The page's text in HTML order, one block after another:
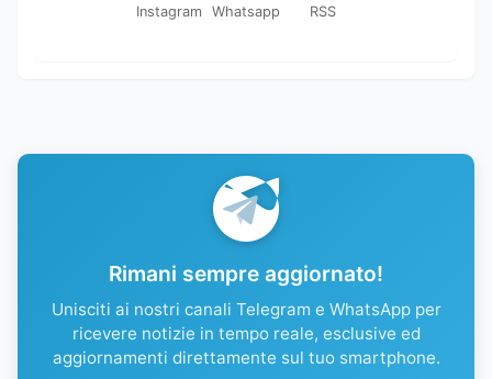
Instagram Whatsapp RSS
Rimani sempre aggiornato!
Unisciti ai nostri canali Telegram e WhatsApp per
ricevere notizie in tempo reale, esclusive ed
aggiornamenti direttamente sul tuo smartphone.